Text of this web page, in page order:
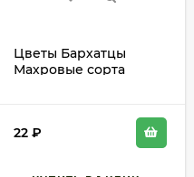
Цветы Бархатцы
Махровые сорта
отклоненные 20-30см
22 ₽